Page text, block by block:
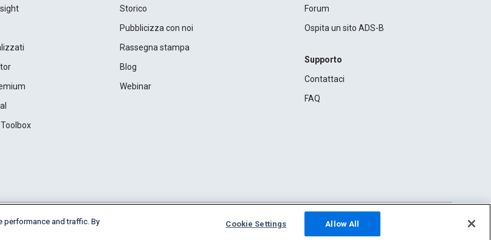
Storico
Pubblicizza con noi
Rassegna stampa
Blog
Webinar
Forum
Ospita un sito ADS-B
Supporto
Contattaci
FAQ
performance and traffic. By
Cookie Settings Allow All